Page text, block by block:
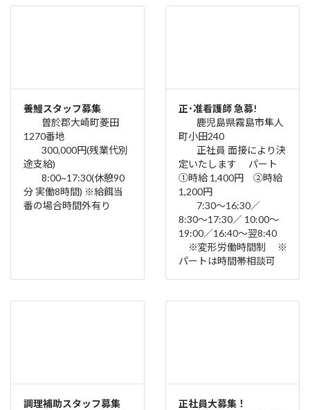
養鰻スタッフ募集
曽於郡大崎町菱田
1270番地
300,000円(残業代別
途支給)
8:00~17:30(休憩90
分 実働8時間) ※給餌当
番の場合時間外有り
正･准看護師 急募!
鹿児島県霧島市隼人
町小田240
正社員 面接により決
定いたします パート
①時給 1,400円 ②時給
1,200円
7:30〜16:30／
8:30〜17:30／ 10:00〜
19:00／16:40〜翌8:40
※変形労働時間制 ※
パートは時間帯相談可
調理補助スタッフ募集
正社員大募集！